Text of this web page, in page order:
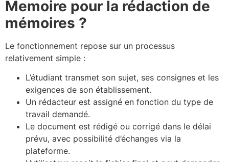
Memoire pour la rédaction de
mémoires ?
Le fonctionnement repose sur un processus
relativement simple :
L’étudiant transmet son sujet, ses consignes et les
exigences de son établissement.
Un rédacteur est assigné en fonction du type de
travail demandé.
Le document est rédigé ou corrigé dans le délai
prévu, avec possibilité d’échanges via la
plateforme.